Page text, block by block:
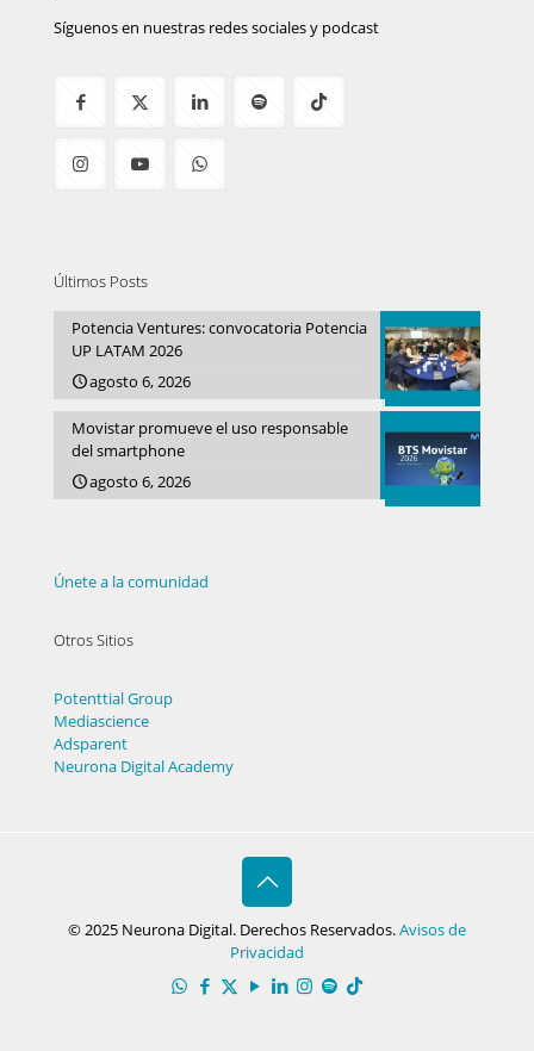
Síguenos en nuestras redes sociales y podcast
Últimos Posts
Potencia Ventures: convocatoria Potencia
UP LATAM 2026
agosto 6, 2026
Movistar promueve el uso responsable
del smartphone
agosto 6, 2026
Únete a la comunidad
Otros Sitios
Potenttial Group
Mediascience
Adsparent
Neurona Digital Academy
© 2025 Neurona Digital. Derechos Reservados.Avisos de
Privacidad